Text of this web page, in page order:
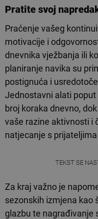
Pratite svoj
Praćenje vašeg
motivacije i
dnevnika vježbanja ili
planiranje navika su
postignuća i
Jednostavni alati
broj koraka dnevno,
vaše razine aktivnosti i
natjecanje s
TEKST SE
Za kraj važno je
sezonskih izmjena kao
glazbu te nagrađivanje